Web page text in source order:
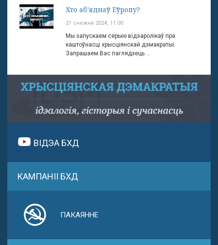
Хто аб’яднаў Еўропу?
21 снежня 2024, 11:00
Мы запускаем серыю відэаролікаў пра
каштоўнасці хрысціянскай дэмакратыі.
Запрашаем Вас паглядзець ...
ВІДЭА БХД
КАМПАНІІ БХД
ПАКАЯННЕ